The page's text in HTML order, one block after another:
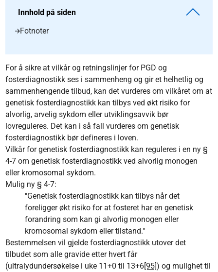
Innhold på siden
Fotnoter
For å sikre at vilkår og retningslinjer for PGD og
fosterdiagnostikk ses i sammenheng og gir et helhetlig og
sammenhengende tilbud, kan det vurderes om vilkåret om at
genetisk fosterdiagnostikk kan tilbys ved økt risiko for
alvorlig, arvelig sykdom eller utviklingsavvik bør
lovreguleres. Det kan i så fall vurderes om genetisk
fosterdiagnostikk bør defineres i loven.
Vilkår for genetisk fosterdiagnostikk kan reguleres i en ny §
4-7 om genetisk fosterdiagnostikk ved alvorlig monogen
eller kromosomal sykdom.
Mulig ny § 4-7:
"Genetisk fosterdiagnostikk kan tilbys når det
foreligger økt risiko for at fosteret har en genetisk
forandring som kan gi alvorlig monogen eller
kromosomal sykdom eller tilstand."
Bestemmelsen vil gjelde fosterdiagnostikk utover det
tilbudet som alle gravide etter hvert får
(ultralydundersøkelse i uke 11+0 til 13+6[95]) og mulighet til